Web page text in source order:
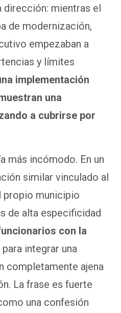
dirección: mientras el
de modernización,
empezaban a
y límites
implementación
una
a cubrirse por
más incómodo. En un
similar vinculado al
propio municipio
de alta especificidad
con la
para integrar una
completamente ajena
La frase es fuerte
una confesión